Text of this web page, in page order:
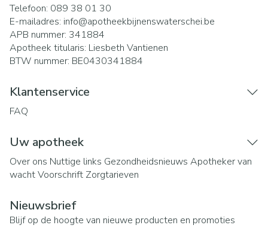
Telefoon: 089 38 01 30
E-mailadres: info@apotheekbijnenswaterschei.be
APB nummer: 341884
Apotheek titularis: Liesbeth Vantienen
BTW nummer: BE0430341884
Klantenservice
FAQ
Uw apotheek
Over ons Nuttige links Gezondheidsnieuws Apotheker van
wachtVoorschrift Zorgtarieven
Nieuwsbrief
Blijf op de hoogte van nieuwe producten en promoties